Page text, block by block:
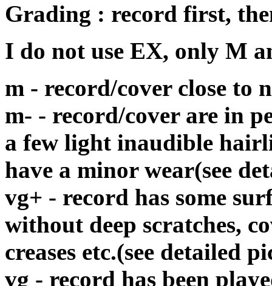
Grading : record first,
I do not use EX, only M
m - record/cover close
m- - record/cover are in
a few light inaudible
have a minor wear(see
vg+ - record has some
without deep scratches,
creases etc.(see detailed
vg - record has been